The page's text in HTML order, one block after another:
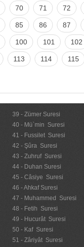
70 71 72
85 86 87
100 101 102
113 114 115
39 - Zümer Suresi
40 - Mü`min Suresi
41 - Fussilet Suresi
42 - Şûra Suresi
43 - Zuhruf Suresi
44 - Duhan Suresi
45 - Câsiye Suresi
46 - Ahkaf Suresi
47 - Muhammed Suresi
48 - Fetih Suresi
49 - Hucurât Suresi
50 - Kaf Suresi
51 - Zâriyât Suresi